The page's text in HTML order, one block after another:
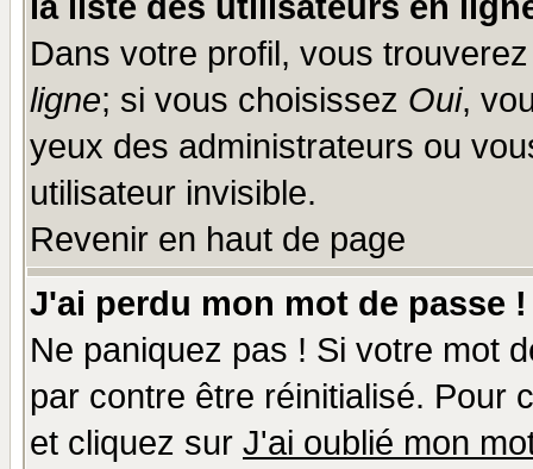
Dans votre profil, vous
ligne; si vous choisissez Oui,
yeux des administrateurs ou
utilisateur invisible.
Revenir en haut de page
J'ai perdu mon mot de passe !
Ne paniquez pas ! Si votre mot
par contre être réinitialisé. Pour
et cliquez sur J'ai oublié mon